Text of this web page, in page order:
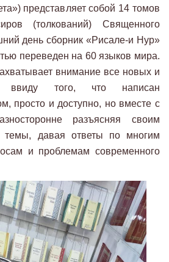
представляет собой 14 томов
(толкований) Священного
день сборник «Рисале-и Нур»
переведен на 60 языков мира.
внимание все новых и
ввиду того, что написан
просто и доступно, но вместе с
разъясняя своим
темы, давая ответы по многим
и проблемам современного